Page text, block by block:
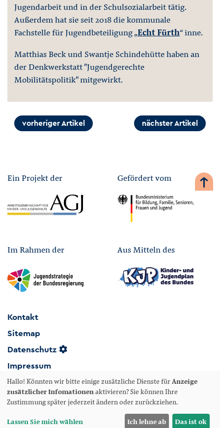
Jugendarbeit und in der Schulsozialarbeit tätig.
Außerdem hat sie seit 2018 die kommunale
Fachstelle für Jugendbeteiligung „Echt Fürth“ inne.
Matthias Beck und Swantje Schindehütte haben an
der Denkwerkstatt "Jugendgerechte
Mobilitätspolitik" mitgewirkt.
vorheriger Artikel nächster Artikel
Ein Projekt der Gefördert vom
Im Rahmen der Aus Mitteln des
Kontakt
Sitemap
Datenschutz
Impressum
Erklärung zur Barrierefreiheit
Hallo! Könnten wir bitte einige zusätzliche Dienste fürAnzeige
zusätzlicher Infomationenaktivieren? Sie können Ihre
Zustimmung später jederzeit ändern oder zurückziehen.
Lassen Sie mich wählen Ich lehne ab Das ist ok